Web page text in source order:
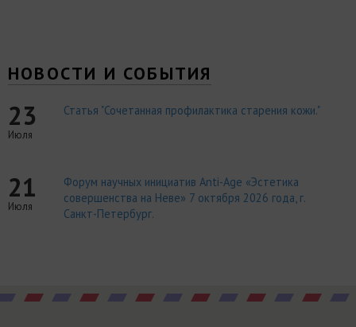
НОВОСТИ И СОБЫТИЯ
23
Июля
Статья "Сочетанная профилактика старения кожи."
21
Июля
Форум научных инициатив Anti-Age «Эстетика
совершенства на Неве» 7 октября 2026 года, г.
Санкт-Петербург.